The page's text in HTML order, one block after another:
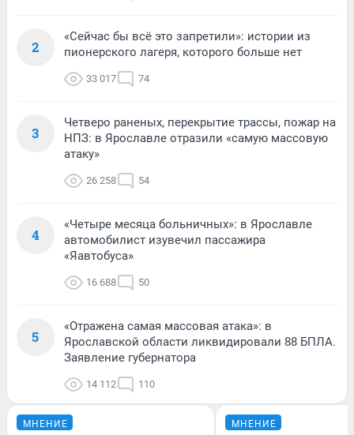
2
«Сейчас бы всё это запретили»: истории из
пионерского лагеря, которого больше нет
33 017 74
3
Четверо раненых, перекрытие трассы, пожар на
НПЗ: в Ярославле отразили «самую массовую
атаку»
26 258 54
4
«Четыре месяца больничных»: в Ярославле
автомобилист изувечил пассажира
«Яавтобуса»
16 688 50
5
«Отражена самая массовая атака»: в
Ярославской области ликвидировали 88 БПЛА.
Заявление губернатора
14 112 110
МНЕНИЕ МНЕНИЕ